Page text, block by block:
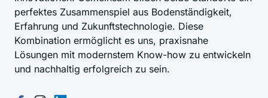
perfektes Zusammenspiel aus Bodenständigkeit,
Erfahrung und Zukunftstechnologie. Diese
Kombination ermöglicht es uns, praxisnahe
Lösungen mit modernstem Know-how zu entwickeln
und nachhaltig erfolgreich zu sein.